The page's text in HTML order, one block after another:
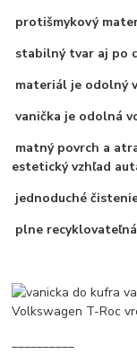
protišmykový
stabilný tvar aj po
materiál je odolný
vanička je odolná
matný povrch a
estetický vzhľad
jednoduché
plne recyklovateľná